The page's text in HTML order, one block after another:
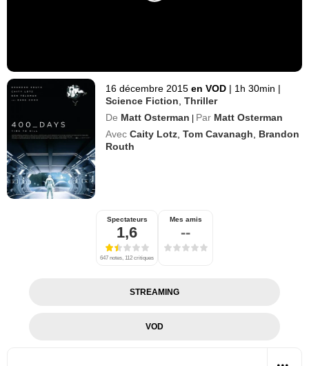
16 décembre 2015 en VOD | 1h 30min |
Science Fiction ,Thriller
De Matt Osterman | Par Matt Osterman
Avec Caity Lotz ,Tom Cavanagh
Brandon
Routh
Spectateurs
1,6
647 notes, 112 critiques
Mes amis
--
STREAMING
VOD